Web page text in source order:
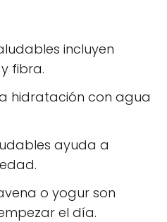
incluyen
fibra.
hidratación con agua
ayuda a
o yogur son
el día.